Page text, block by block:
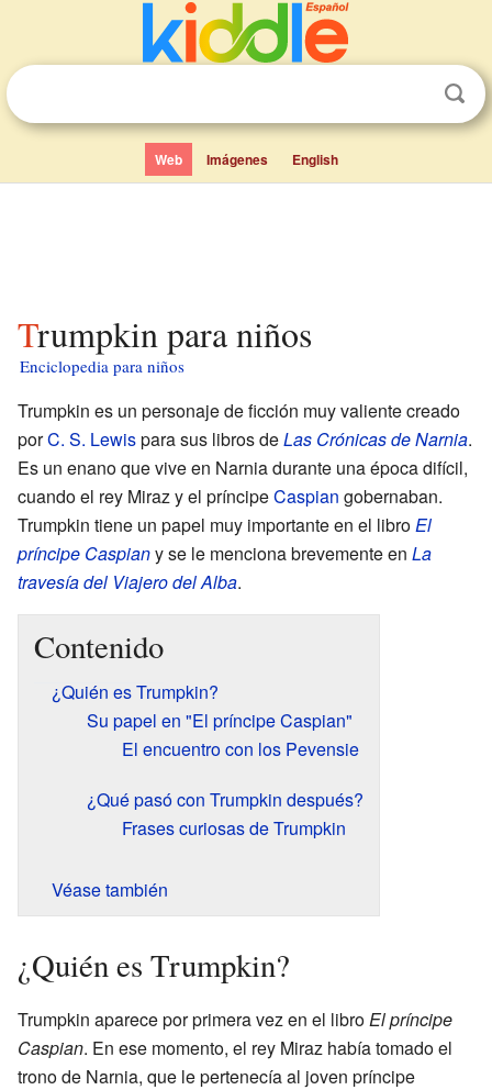
Web Imágenes English
Trumpkin para niños
Enciclopedia para niños
Trumpkin es un personaje de ficción muy valiente creado
porC. S. Lewispara sus libros deLas Crónicas de Narnia.
Es un enano que vive en Narnia durante una época difícil,
cuando el rey Miraz y el príncipeCaspian gobernaban.
Trumpkin tiene un papel muy importante en el libroEl
príncipe Caspiany se le menciona brevemente en La
travesía del Viajero del Alba.
Contenido
¿Quién es Trumpkin?
Su papel en "El príncipe Caspian"
El encuentro con los Pevensie
¿Qué pasó con Trumpkin después?
Frases curiosas de Trumpkin
Véase también
¿Quién es Trumpkin?
Trumpkin aparece por primera vez en el libroEl príncipe
Caspian. En ese momento, el rey Miraz había tomado el
trono de Narnia, que le pertenecía al joven príncipe